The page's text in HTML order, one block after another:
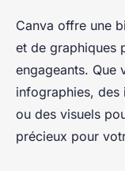
Canva offre une
et de graphiques
engageants. Que
infographies, des
ou des visuels
précieux pour